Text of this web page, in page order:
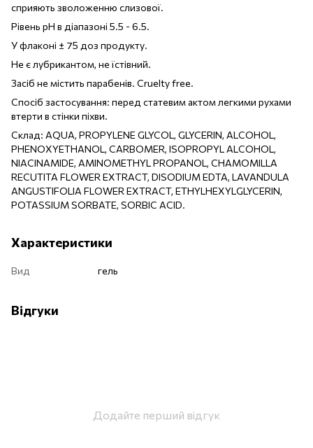
сприяють зволоженню слизової.
Рівень pH в діапазоні 5.5 - 6.5.
У флаконі ± 75 доз продукту.
Не є лубрикантом, не їстівний.
Засіб не містить парабенів. Cruelty free.
Спосіб застосування: перед статевим актом легкими рухами
втерти в стінки піхви.
Склад: AQUA, PROPYLENE GLYCOL, GLYCERIN, ALCOHOL,
PHENOXYETHANOL, CARBOMER, ISOPROPYL ALCOHOL,
NIACINAMIDE, AMINOMETHYL PROPANOL, CHAMOMILLA
RECUTITA FLOWER EXTRACT, DISODIUM EDTA, LAVANDULA
ANGUSTIFOLIA FLOWER EXTRACT, ETHYLHEXYLGLYCERIN,
POTASSIUM SORBATE, SORBIC ACID.
Характеристики
Вид гель
Відгуки
Додайте перший відгук